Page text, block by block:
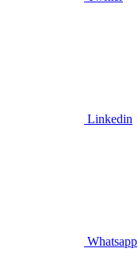
Linkedin
Whatsapp